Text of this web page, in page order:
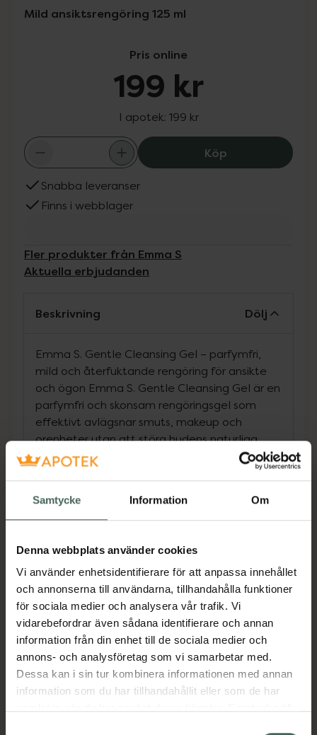
Samtycke Information Om
Denna webbplats använder cookies
Vi använder enhetsidentifierare för att anpassa innehållet
och annonserna till användarna, tillhandahålla funktioner
för sociala medier och analysera vår trafik. Vi
vidarebefordrar även sådana identifierare och annan
information från din enhet till de sociala medier och
annons- och analysföretag som vi samarbetar med.
Dessa kan i sin tur kombinera informationen med annan
information som du har tillhandahållit eller som de har
Mild ansiktsrengöring 125 ml
Pris online
199 kr
I apotek: 199 kr
KöpEmma S Gentle
Snabba leveranser
Finns i webblager
Fler produkter från Emma S
Aktuella erbjudanden
Beskrivning Dölj
Emma S. Gentle Cleansing Gel – parfymfri,
mild och återfuktande rengöring för ansikte
och ögon Emma S. Gentle Cleansing Gel är en
parfymfri och skonsam rengöringsgel som
effektivt avlägsnar smuts, makeup och
orenheter utan att störa hudens naturliga
balans. Den är utvecklad för att vara
tillräckligt mild för huden runt ögonen och
Nyckelingredienser med dokumenterad
• Gurkextrakt – återfuktar och ger huden en
mjuk, balanserad känsla.
• Panthenol (Vitamin B5) – lugnar huden,
stärker hudbarriären och stödjer hudens
naturliga reparationsprocess.
• Mild tensidteknologi – rengör effektivt utan
att torka ut eller irritera huden.
Regelbunden användning ger en ren, mjuk
och balanserad hud, redo för efterföljande